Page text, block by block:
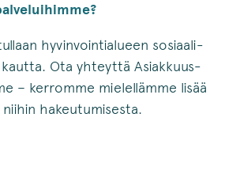
hyvinvointialueen sosiaali-
Ota yhteyttä Asiakkuus-
– kerromme mielellämme lisää
hakeutumisesta.